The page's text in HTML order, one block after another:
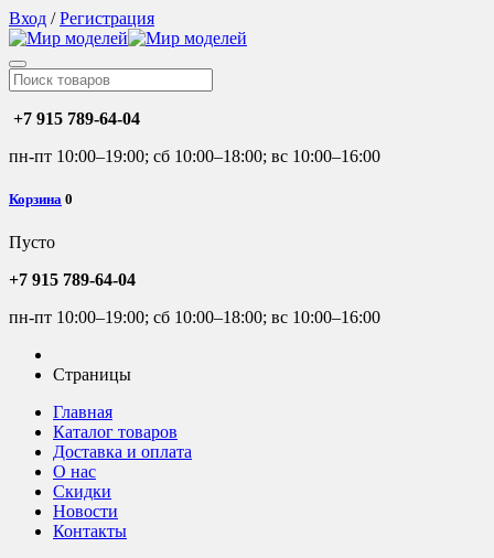
Вход /Регистрация
+7 915 789-64-04
пн-пт 10:00–19:00; сб 10:00–18:00; вс 10:00–16:00
Корзина 0
Пусто
+7 915 789-64-04
пн-пт 10:00–19:00; сб 10:00–18:00; вс 10:00–16:00
Страницы
Главная
Каталог товаров
Доставка и оплата
О нас
Скидки
Новости
Контакты